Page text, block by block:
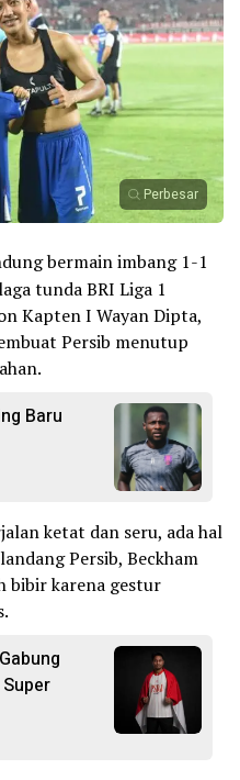
Perbesar
bermain imbang 1-1
tunda BRI Liga 1
Kapten I Wayan Dipta,
Persib menutup
Baru
ketat dan seru, ada hal
Persib, Beckham
bibir karena gestur